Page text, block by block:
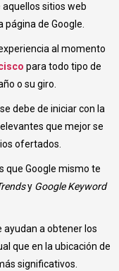
sitios web
página de Google.
al momento
para todo tipo de
o su giro.
debe de iniciar con la
que mejor se
ofertados.
que Google mismo te
y Google Keyword
a obtener los
que en la ubicación de
significativos.